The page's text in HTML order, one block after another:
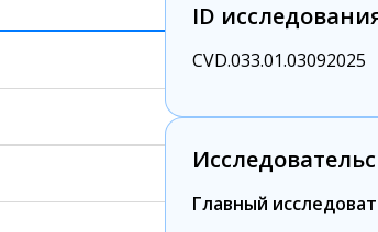
ID
CVD.033.01.03092025
Главный